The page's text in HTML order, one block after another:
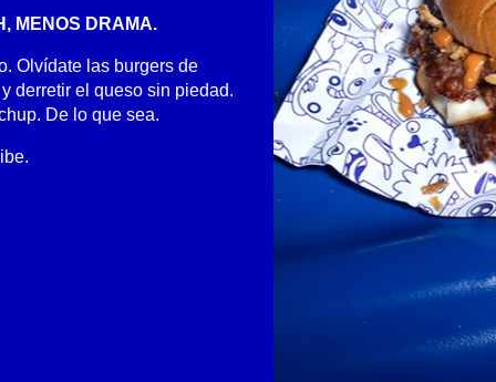
MENOS DRAMA.
Olvídate las burgers de
derretir el queso sin piedad.
De lo que sea.